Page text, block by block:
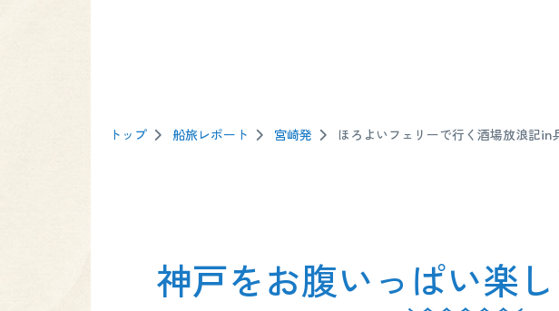
トップ 船旅レポート 宮崎発 ほろよいフェリーで行く酒場放浪記in
神戸をお腹いっぱい楽